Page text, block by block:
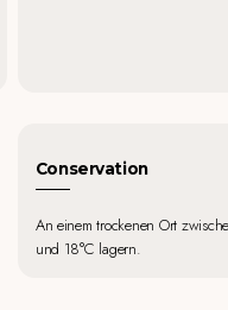
Conservation
An einem trockenen Ort
und 18°C lagern.